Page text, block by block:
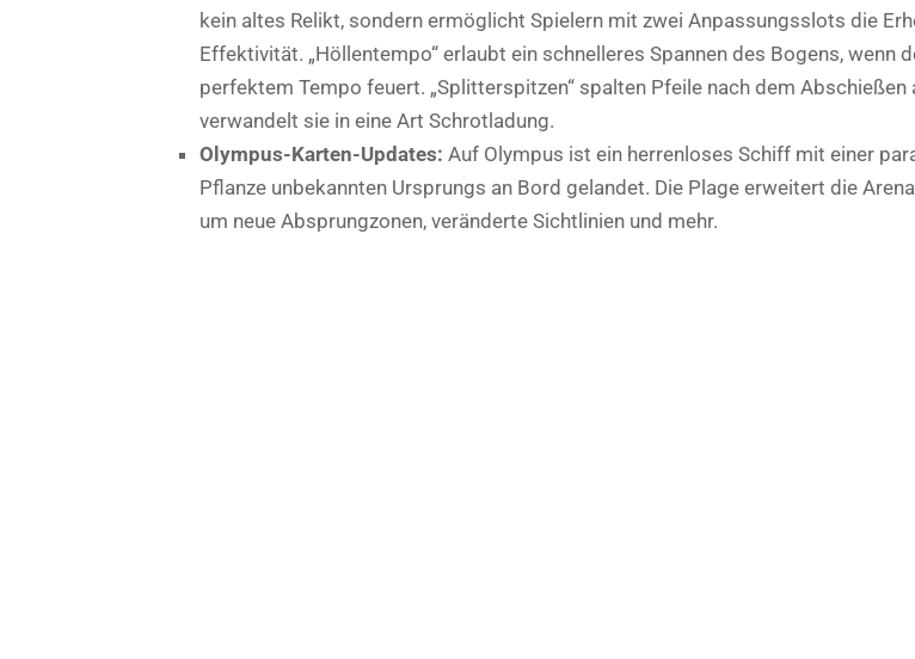
kein altes Relikt, sondern ermöglicht Spielern mit zwei Anpassungsslots die
Effektivität. „Höllentempo“ erlaubt ein schnelleres Spannen des Bogens, wenn
perfektem Tempo feuert. „Splitterspitzen“ spalten Pfeile nach dem Abschießen
verwandelt sie in eine Art Schrotladung.
Olympus-Karten-Updates: Auf Olympus ist ein herrenloses Schiff mit einer
Pflanze unbekannten Ursprungs an Bord gelandet. Die Plage erweitert die
um neue Absprungzonen, veränderte Sichtlinien und mehr.